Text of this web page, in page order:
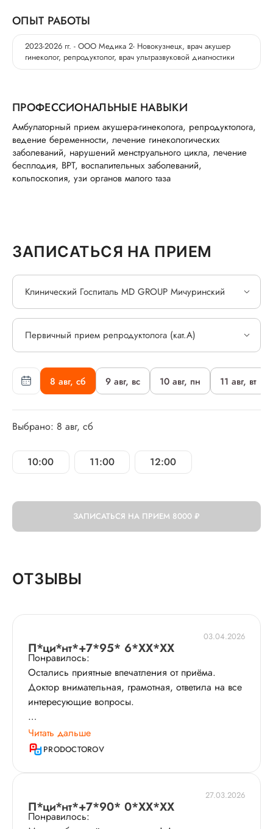
ОПЫТ РАБОТЫ
2023-2026 гг. - ООО Медика 2- Новокузнецк, врач акушер
гинеколог, репродуктолог, врач ультразвуковой диагностики
ПРОФЕССИОНАЛЬНЫЕ НАВЫКИ
Амбулаторный прием акушера-гинеколога, репродуктолога,
ведение беременности, лечение гинекологических
заболеваний, нарушений менструального цикла, лечение
бесплодия, ВРТ, воспалительных заболеваний,
кольпоскопия, узи органов малого таза
ЗАПИСАТЬСЯ НА ПРИЕМ
8 авг, сб 9 авг, вс 10 авг, пн 11 авг, вт
Выбрано: 8 авг, сб
10:00 11:00 12:00
Клинический Госпиталь MD GROUP Мичуринский
Первичный прием репродуктолога (кат.А)
ЗАПИСАТЬСЯ НА ПРИЕМ 8000 ₽
ОТЗЫВЫ
03.04.2026
П*ци*нт*+7*95* 6*XX*XX
Понравилось:
Остались приятные впечатления от приёма.
Доктор внимательная, грамотная, ответила на все
интересующие вопросы.
История пациента:
Я обратилась на консультацию репродуктолога
по поводу криопереноса. Доктор изучила
анализы​, дала рекомендации.
Читать дальше
PRODOCTOROV
27.03.2026
П*ци*нт*+7*90* 0*XX*XX
Понравилось: